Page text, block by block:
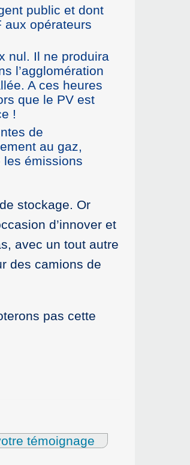
public et dont
aux opérateurs
nul. Il ne produira
l’agglomération
A ces heures
que le PV est
!
de
au gaz,
les émissions
stockage. Or
d’innover et
avec un tout autre
des camions de
pas cette
témoignage